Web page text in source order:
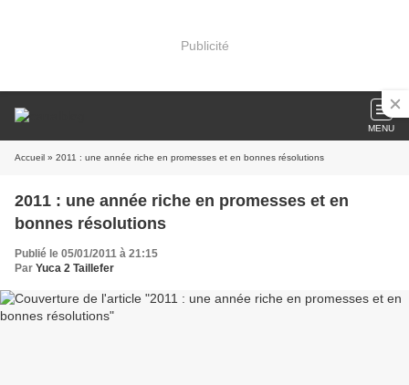
Publicité
MENU
Accueil » 2011 : une année riche en promesses et en bonnes résolutions
2011 : une année riche en promesses et en
bonnes résolutions
Publié le 05/01/2011 à 21:15
Par Yuca 2 Taillefer